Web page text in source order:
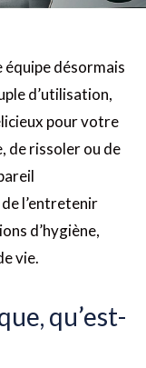
équipe désormais
d’utilisation,
pour votre
de rissoler ou de
l’entretenir
d’hygiène,
vie.
qu’est-